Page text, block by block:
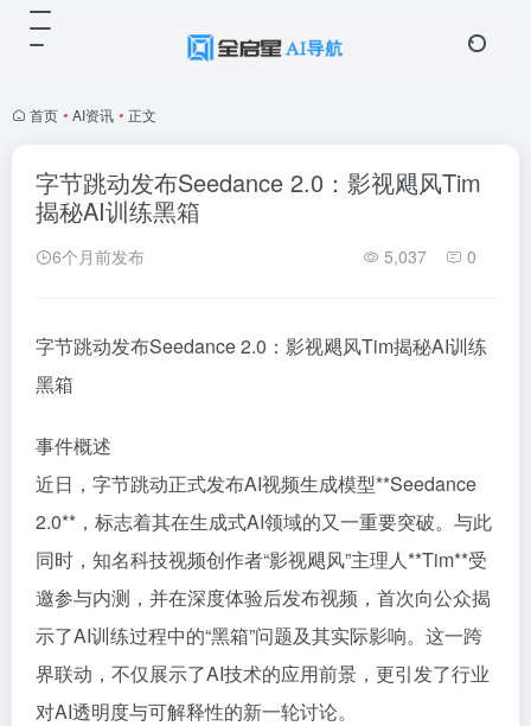
首页 • AI资讯 • 正文
字节跳动发布Seedance 2.0：影视飓风Tim
揭秘AI训练黑箱
6个月前发布 5,037 0
字节跳动发布Seedance 2.0：影视飓风Tim揭秘AI训练
黑箱
事件概述
近日，字节跳动正式发布AI视频生成模型**Seedance
2.0**，标志着其在生成式AI领域的又一重要突破。与此
同时，知名科技视频创作者“影视飓风”主理人**Tim**受
邀参与内测，并在深度体验后发布视频，首次向公众揭
示了AI训练过程中的“黑箱”问题及其实际影响。这一跨
界联动，不仅展示了AI技术的应用前景，更引发了行业
对AI透明度与可解释性的新一轮讨论。